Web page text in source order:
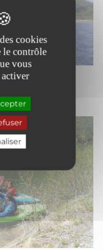
cookies
le contrôle
vous
au lac du…